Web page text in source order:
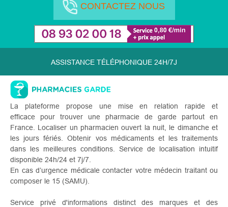
CONTACTEZ NOUS
ASSISTANCE TÉLÉPHONIQUE 24H/7J
La plateforme propose une mise en relation rapide et
efficace pour trouver une pharmacie de garde partout en
France. Localiser un pharmacien ouvert la nuit, le dimanche et
les jours fériés. Obtenir vos médicaments et les traitements
dans les meilleures conditions. Service de localisation intuitif
disponible 24h/24 et 7j/7.
En cas d’urgence médicale contacter votre médecin traitant ou
composer le 15 (SAMU).
Service privé d'informations distinct des marques et des